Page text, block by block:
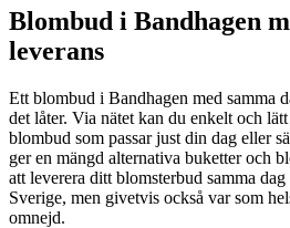
Blombud i Bandhagen
leverans
Ett blombud i Bandhagen med samma
det låter. Via nätet kan du enkelt och
blombud som passar just din dag eller särskilda
ger en mängd alternativa buketter och
att leverera ditt blomsterbud samma
Sverige, men givetvis också var som
omnejd.